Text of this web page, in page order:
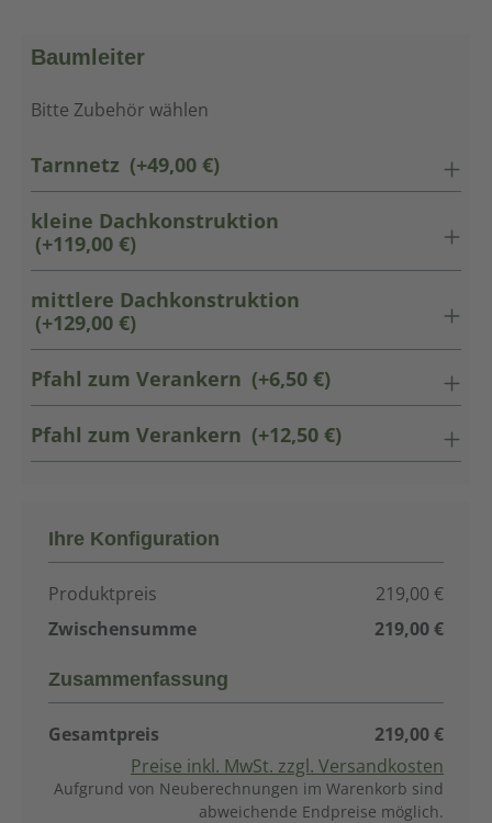
Baumleiter
Bitte Zubehör wählen
Tarnnetz (+49,00 €)
kleine Dachkonstruktion
(+119,00 €)
mittlere Dachkonstruktion
(+129,00 €)
Pfahl zum Verankern (+6,50 €)
Pfahl zum Verankern (+12,50 €)
Ihre Konfiguration
Produktpreis
219,00 €
Zwischensumme
219,00 €
Zusammenfassung
Gesamtpreis
219,00 €
Preise inkl. MwSt. zzgl. Versandkosten
Aufgrund von Neuberechnungen im Warenkorb sind
abweichende Endpreise möglich.